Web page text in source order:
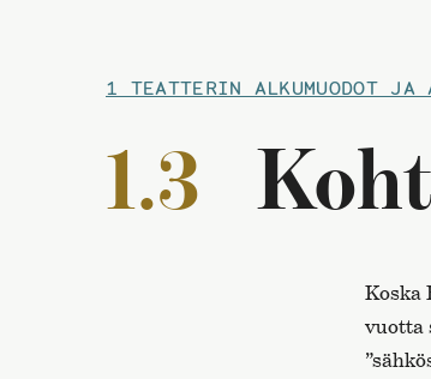
1 TEATTERIN ALKUMUODOT
1.3
Koska
vuotta